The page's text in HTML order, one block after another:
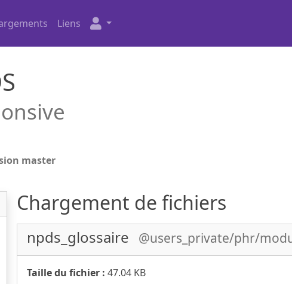
Liens
master
Chargement de fichiers
npds_glossaire @users_private/phr/
Taille du fichier : 47.04 KB